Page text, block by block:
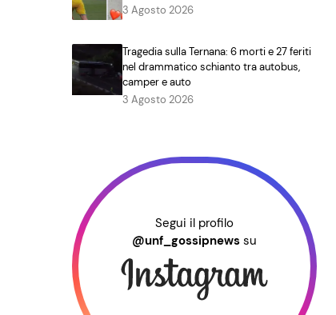
3 Agosto 2026
Tragedia sulla Ternana: 6 morti e 27 feriti
nel drammatico schianto tra autobus,
camper e auto
3 Agosto 2026
Segui il profilo
@unf_gossipnews su